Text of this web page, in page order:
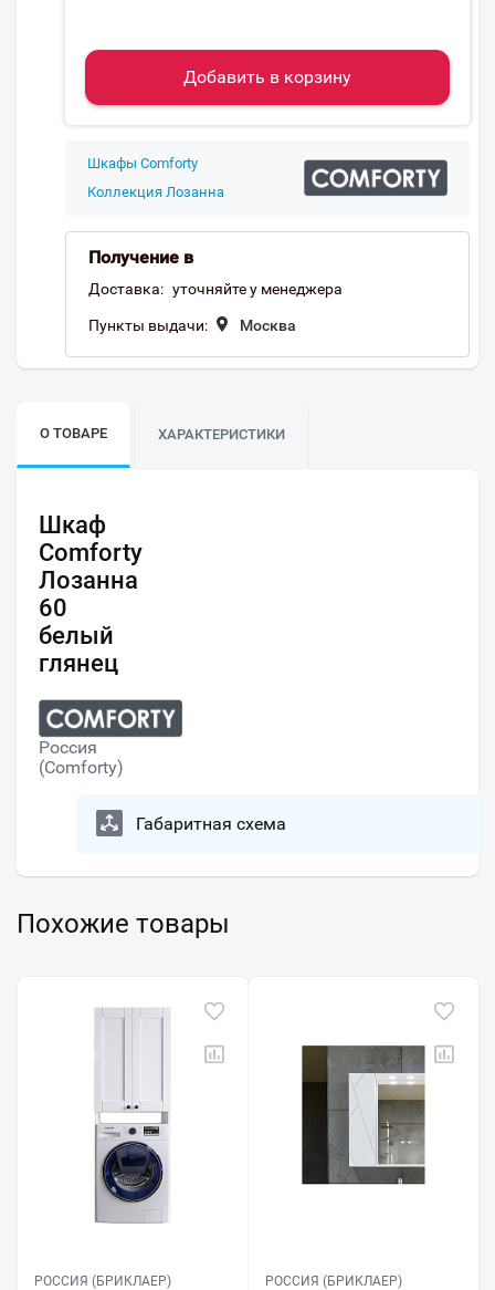
Добавить в корзину
Шкафы Comforty
Коллекция Лозанна
Получение в
Доставка: уточняйте у менеджера
Пункты выдачи: Москва
О ТОВАРЕ ХАРАКТЕРИСТИКИ
Шкаф
Comforty
Лозанна
60
белый
глянец
Россия
(Comforty)
Габаритная схема
Похожие товары
РОССИЯ (БРИКЛАЕР) РОССИЯ (БРИКЛАЕР)